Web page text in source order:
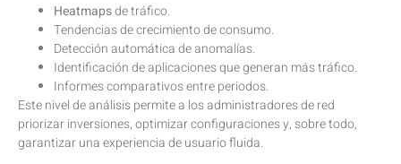
Heatmapsde tráfico.
Tendencias de crecimiento de consumo.
Detección automática de anomalías.
Identificación de aplicaciones que generan más tráfico.
Informes comparativos entre periodos.
Este nivel de análisis permite a los administradores de red
priorizar inversiones, optimizar configuraciones y, sobre todo,
garantizar una experiencia de usuario fluida.